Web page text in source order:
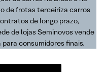
de frotas terceiriza carros
de longo prazo,
de lojas Seminovos vende
consumidores finais.